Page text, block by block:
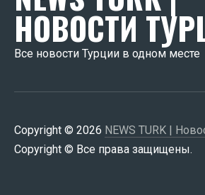
НОВОСТИ
Все новости Турции в одном месте
Copyright © 2026 NEWS TURK |
Copyright © Все права защищены.